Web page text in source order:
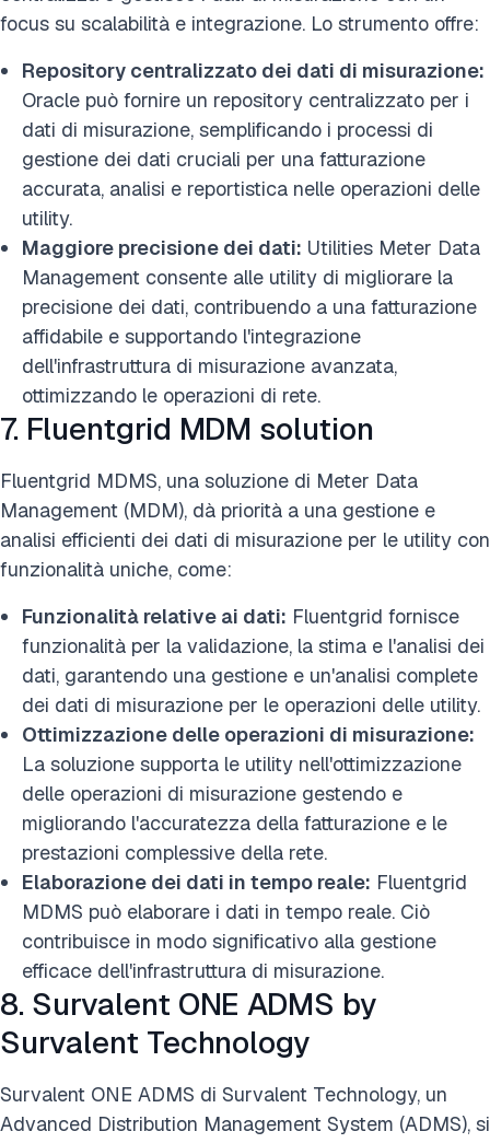
focus su scalabilità e integrazione. Lo strumento offre:
Repository centralizzato dei dati di misurazione:
Oracle può fornire un repository centralizzato per i
dati di misurazione, semplificando i processi di
gestione dei dati cruciali per una fatturazione
accurata, analisi e reportistica nelle operazioni delle
utility.
Maggiore precisione dei dati: Utilities Meter Data
Management consente alle utility di migliorare la
precisione dei dati, contribuendo a una fatturazione
affidabile e supportando l'integrazione
dell'infrastruttura di misurazione avanzata,
ottimizzando le operazioni di rete.
7. Fluentgrid MDM solution
Fluentgrid MDMS, una soluzione di Meter Data
Management (MDM), dà priorità a una gestione e
analisi efficienti dei dati di misurazione per le utility con
funzionalità uniche, come:
Funzionalità relative ai dati: Fluentgrid fornisce
funzionalità per la validazione, la stima e l'analisi dei
dati, garantendo una gestione e un'analisi complete
dei dati di misurazione per le operazioni delle utility.
Ottimizzazione delle operazioni di misurazione:
La soluzione supporta le utility nell'ottimizzazione
delle operazioni di misurazione gestendo e
migliorando l'accuratezza della fatturazione e le
prestazioni complessive della rete.
Elaborazione dei dati in tempo reale: Fluentgrid
MDMS può elaborare i dati in tempo reale. Ciò
contribuisce in modo significativo alla gestione
efficace dell'infrastruttura di misurazione.
8. Survalent ONE ADMS by
Survalent Technology
Survalent ONE ADMS di Survalent Technology, un
Advanced Distribution Management System (ADMS), si